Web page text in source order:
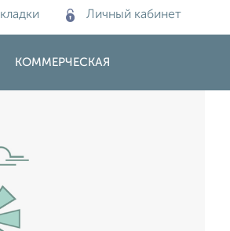
Личный кабинет
КОММЕРЧЕСКАЯ